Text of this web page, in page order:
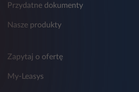
Przydatne dokumenty
Nasze produkty
Zapytaj o ofertę
My-Leasys